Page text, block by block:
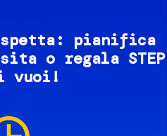
pianifica
o regala STEP
vuoi!